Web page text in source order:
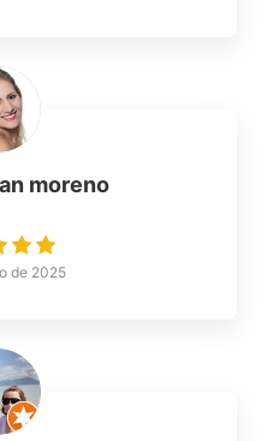
moreno
de 2025